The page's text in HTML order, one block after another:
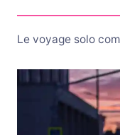
Le voyage solo